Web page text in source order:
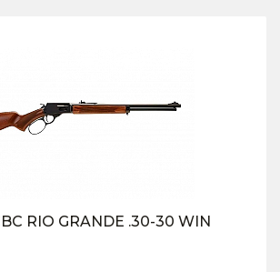
RIO GRANDE .30-30 WIN